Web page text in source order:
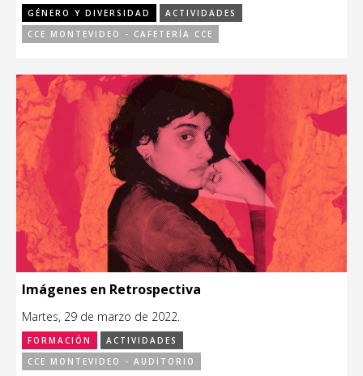
GÉNERO Y DIVERSIDAD
ACTIVIDADES
CCE MONTEVIDEO - CAFETERÍA CCE
Imágenes en Retrospectiva
Martes, 29 de marzo de 2022.
FORMACIÓN
ACTIVIDADES
CCE MONTEVIDEO - AUDITORIO